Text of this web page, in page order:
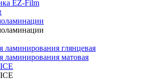
EZ-Film
ламинирования глянцевая
ламинирования матовая